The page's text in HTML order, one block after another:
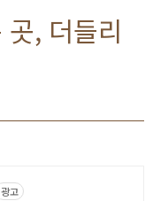
, 더들리
광고